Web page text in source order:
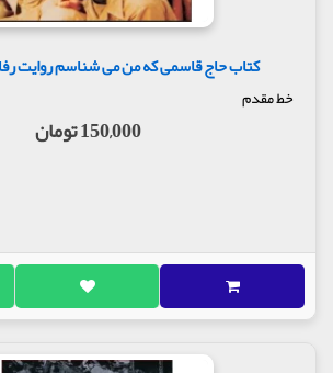
کتاب حاج قاسمی که من می شناسم روایت
خط مقدم
150,000 تومان